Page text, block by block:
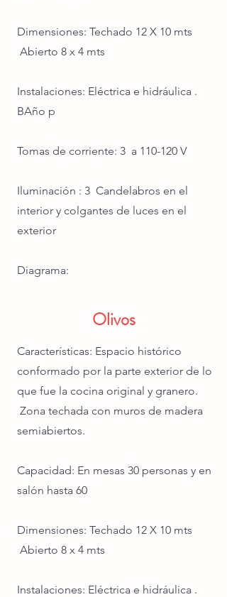
Dimensiones: Techado 12 X 10 mts
Abierto 8 x 4 mts
Instalaciones: Eléctrica e hidráulica .
BAño p
Tomas de corriente: 3 a 110-120 V
Iluminación : 3 Candelabros en el
interior y colgantes de luces en el
exterior
Diagrama:
Olivos
Características: Espacio histórico
conformado por la parte exterior de lo
que fue la cocina original y granero.
Zona techada con muros de madera
semiabiertos.
Capacidad: En mesas 30 personas y en
salón hasta 60
Dimensiones: Techado 12 X 10 mts
Abierto 8 x 4 mts
Instalaciones: Eléctrica e hidráulica .